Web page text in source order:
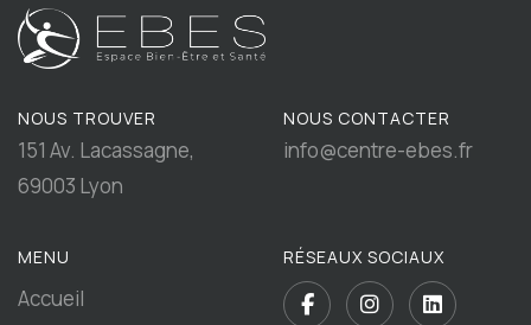
NOUS TROUVER
151 Av. Lacassagne,
69003 Lyon
NOUS CONTACTER
info@centre-ebes.fr
MENU
Accueil
RÉSEAUX SOCIAUX